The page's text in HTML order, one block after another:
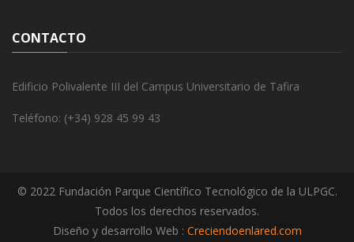
CONTACTO
Edificio Polivalente III del Campus Universitario de Tafira
Teléfono: (+34) 928 45 99 43
© 2022 Fundación Parque Científico Tecnológico de la ULPGC.
Todos los derechos reservados.
Diseño y desarrollo Web : Creciendoenlared.com